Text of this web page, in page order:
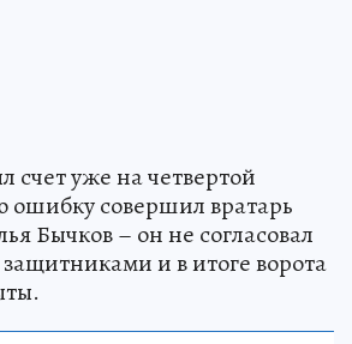
счет уже на четвертой
ошибку совершил вратарь
Бычков – он не согласовал
защитниками и в итоге ворота